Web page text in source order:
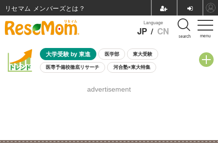
menu
Language
JP / CN search
大学受験 by 東進 医学部 東大受験
医専予備校徹底リサーチ 河合塾×東大特集
8月開催学校説明会・相談会
advertisement
リセマム メンバーズ